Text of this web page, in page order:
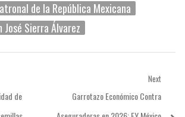
de la República Mexicana
José Sierra Álvarez
de
Next
Next
Garrotazo Económico Contra